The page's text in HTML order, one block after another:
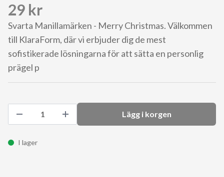
29 kr
Svarta Manillamärken - Merry Christmas. Välkommen
till KlaraForm, där vi erbjuder dig de mest
sofistikerade lösningarna för att sätta en personlig
prägel p
Lägg i korgen
I lager